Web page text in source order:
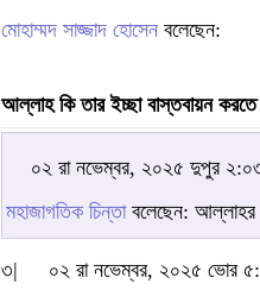
মোহাম্মদ সাজ্জাদ হোসেন বলেছেন:
আল্লাহ কি তার ইচ্ছা বাস্তবায়ন করতে
০২ রা নভেম্বর, ২০২৫ দুপুর
মহাজাগতিক চিন্তাবলেছেন: আল্লাহর
৩|
০২ রা নভেম্বর, ২০২৫ ভোর